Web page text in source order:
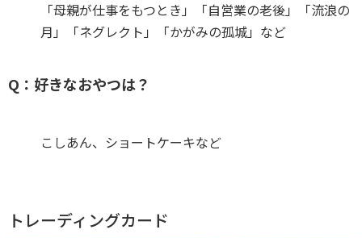
「母親が仕事をもつとき」「自営業の老後」「流浪の
月」「ネグレクト」「かがみの孤城」など
Q：好きなおやつは？
こしあん、ショートケーキなど
トレーディングカード